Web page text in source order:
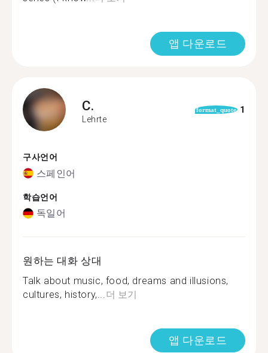
앱 다운로드
C.
Lehrte
format_quote 1
구사언어
스페인어
학습언어
독일어
원하는 대화 상대
Talk about music, food, dreams and illusions,
cultures, history,...더 보기
앱 다운로드